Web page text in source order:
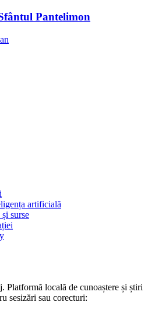
Pantelimon
artificială
surse
. Platformă locală de cunoaștere și știri
sesizări sau corecturi: